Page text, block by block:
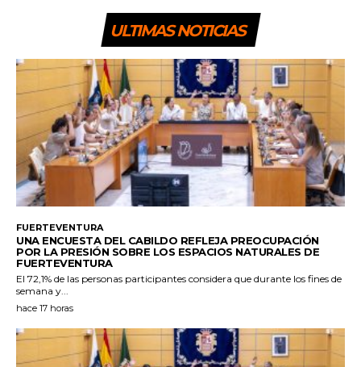
ULTIMAS NOTICIAS
FUERTEVENTURA
UNA ENCUESTA DEL CABILDO REFLEJA PREOCUPACIÓN
POR LA PRESIÓN SOBRE LOS ESPACIOS NATURALES DE
FUERTEVENTURA
El 72,1% de las personas participantes considera que durante los fines de
semana y...
hace 17 horas